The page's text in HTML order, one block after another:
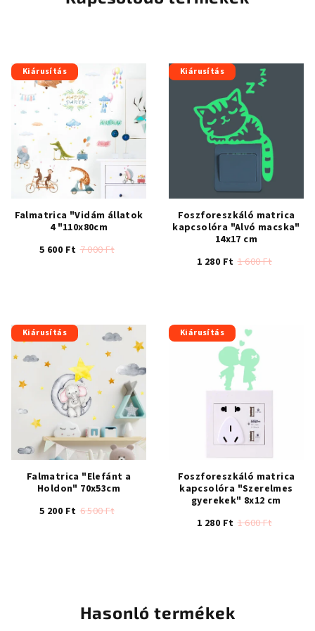
Kiárusítás
Falmatrica "Vidám állatok
4 "110x80cm
5 600 Ft 7 000 Ft
Kiárusítás
Foszforeszkáló matrica
kapcsolóra "Alvó macska"
14x17 cm
1 280 Ft 1 600 Ft
értékelése
5-
ből
4,5
csillag.
Kiárusítás
Falmatrica "Elefánt a
Holdon" 70x53cm
5 200 Ft 6 500 Ft
ből
4,7
Kiárusítás
Foszforeszkáló matrica
kapcsolóra "Szerelmes
gyerekek" 8x12 cm
1 280 Ft 1 600 Ft
Hasonló termékek